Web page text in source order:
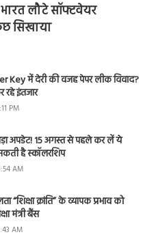
लौटे सॉफ्टवेयर
सिखाया
Key में देरी की वजह पेपर लीक विवाद?
रहे इंतजार
PM
अपडेट! 15 अगस्त से पहले कर लें ये
है स्कॉलरशिप
AM
“शिक्षा क्रांति” के व्यापक प्रभाव को
मंत्री बैंस
AM